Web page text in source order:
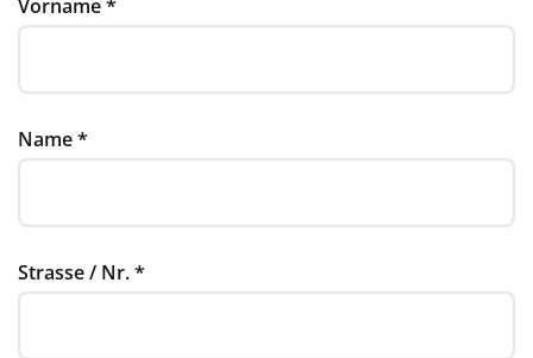
Vorname*
Name*
Strasse / Nr.*